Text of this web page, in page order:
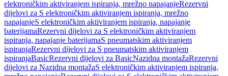
elektroničkim aktiviranjem ispiranja, mrežno napajanjeRezervni
dijelovi za S elektroničkim aktiviranjem ispiranja, mrežno
napajanjeS elektroničkim aktiviranjem ispiranja, napajanje
baterijamaRezervni dijelovi za S elektroničkim aktiviranjem
ispiranja, napajanje baterijamaS pneumatskim aktiviranjem
ispiranjaRezervni dijelovi za S pneumatskim aktiviranjem
ispiranjaBasicRezervni dijelovi za BasicNazidna montažaRezervni
dijelovi za Nazidna montažaS elektroničkim aktiviranjem ispiranja,